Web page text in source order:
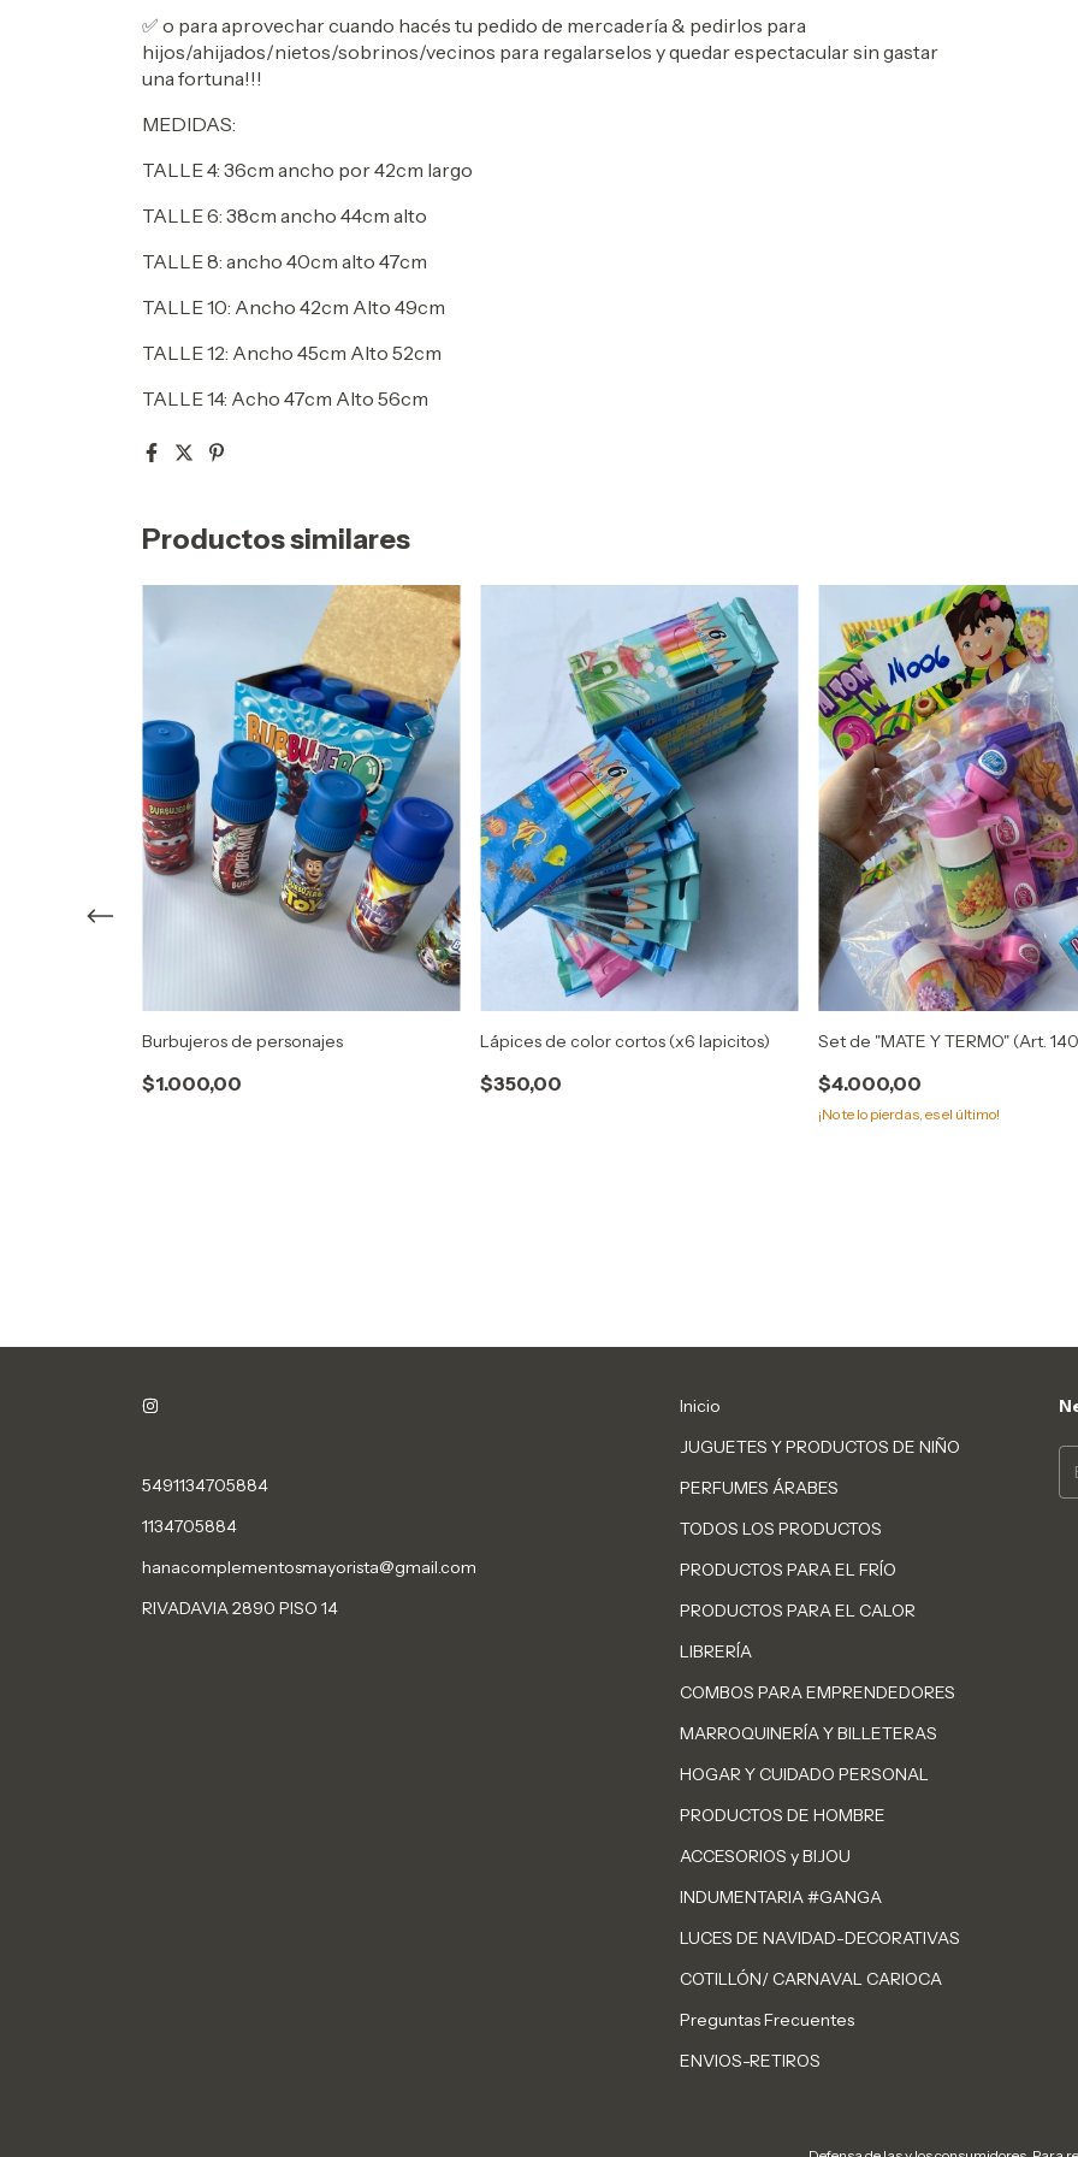
✅ o para aprovechar cuando hacés tu pedido de mercadería & pedirlos para
hijos/ahijados/nietos/sobrinos/vecinos para regalarselos y quedar espectacular sin gastar
una fortuna!!!
MEDIDAS:
TALLE 4: 36cm ancho por 42cm largo
TALLE 6: 38cm ancho 44cm alto
TALLE 8: ancho 40cm alto 47cm
TALLE 10: Ancho 42cm Alto 49cm
TALLE 12: Ancho 45cm Alto 52cm
TALLE 14: Acho 47cm Alto 56cm
Productos similares
Burbujeros de personajes
$1.000,00
Lápices de color cortos (x6 lapicitos)
$350,00
Set de "MATE Y TERMO" (Art.
$4.000,00
¡No te lo pierdas, es el último!
5491134705884
1134705884
hanacomplementosmayorista@gmail.com
RIVADAVIA 2890 PISO 14
Inicio
JUGUETES Y PRODUCTOS DE NIÑO
PERFUMES ÁRABES
TODOS LOS PRODUCTOS
PRODUCTOS PARA EL FRÍO
PRODUCTOS PARA EL CALOR
LIBRERÍA
COMBOS PARA EMPRENDEDORES
MARROQUINERÍA Y BILLETERAS
HOGAR Y CUIDADO PERSONAL
PRODUCTOS DE HOMBRE
ACCESORIOS y BIJOU
INDUMENTARIA #GANGA
LUCES DE NAVIDAD-DECORATIVAS
COTILLÓN/ CARNAVAL CARIOCA
Preguntas Frecuentes
ENVIOS-RETIROS